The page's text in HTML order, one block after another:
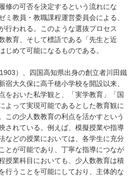
修の可否を決定するという流れにな
ミ教員・教職課程運営委員会による、
行われる。このような選抜プロセス
教育、そして標語である「先生と近
じめて可能になるものである。
）、四国高知県出身の創立者川田鐵
宿大久保に高千穂小学校を開設以来、
をおいた私学観と、「実学教育」「国
よって実現可能であるとした教育観に
この少人数教育の利点を活かすという
されている。例えば、模擬授業や指導
などの授業においては、各学生に充分
とが可能であり、丁寧な指導につなが
授業科目においても、少人数教育は積
行うことを可能にしており、主体的な